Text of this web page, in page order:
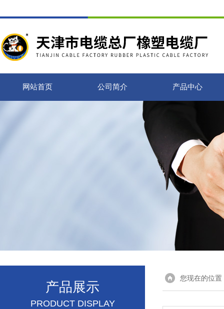
网站首页 公司简介 产品中心
产品展示
PRODUCT DISPLAY
您现在的位置